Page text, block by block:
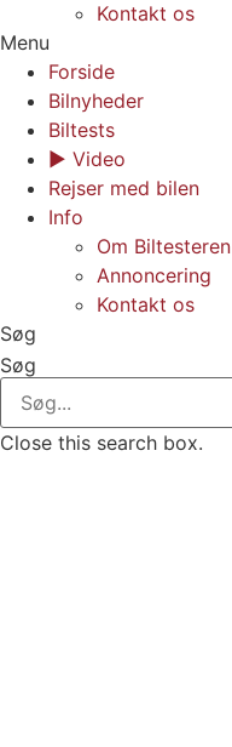
Kontakt os
Menu
Forside
Bilnyheder
Biltests
▶︎ Video
Rejser med bilen
Info
Om Biltesteren
Annoncering
Kontakt os
Søg
Søg
Close this search box.